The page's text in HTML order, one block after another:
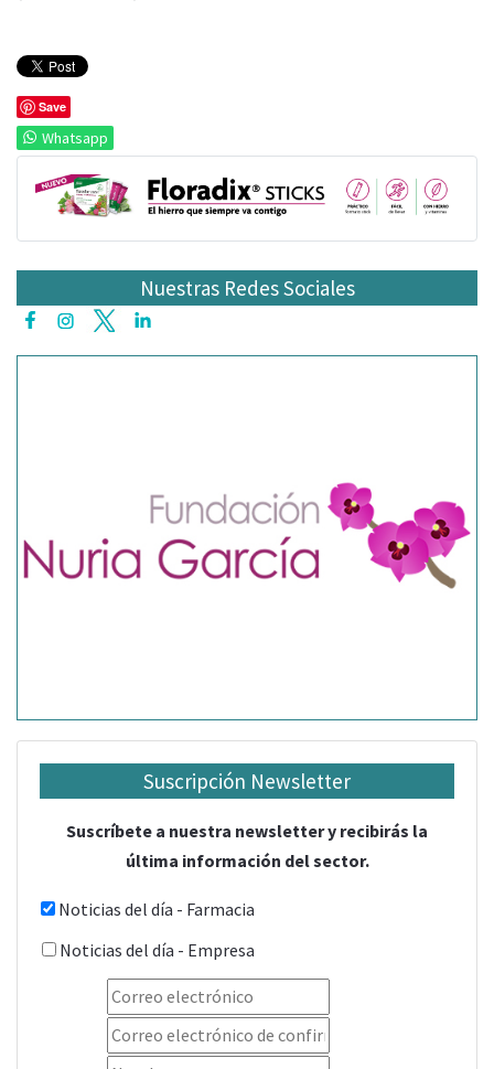
Save
Whatsapp
Nuestras Redes Sociales
Suscripción Newsletter
Suscríbete a nuestra newsletter y recibirás la
última información del sector.
Noticias del día - Farmacia
Noticias del día - Empresa